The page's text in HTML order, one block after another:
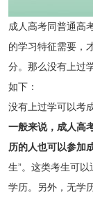
成人高考同普通高
的学习特征需要，
分。那么没有上过
如下：
没有上过学可以考
一般来说，成人高
历的人也可以参加
生”。这类考生可
学历。另外，无学